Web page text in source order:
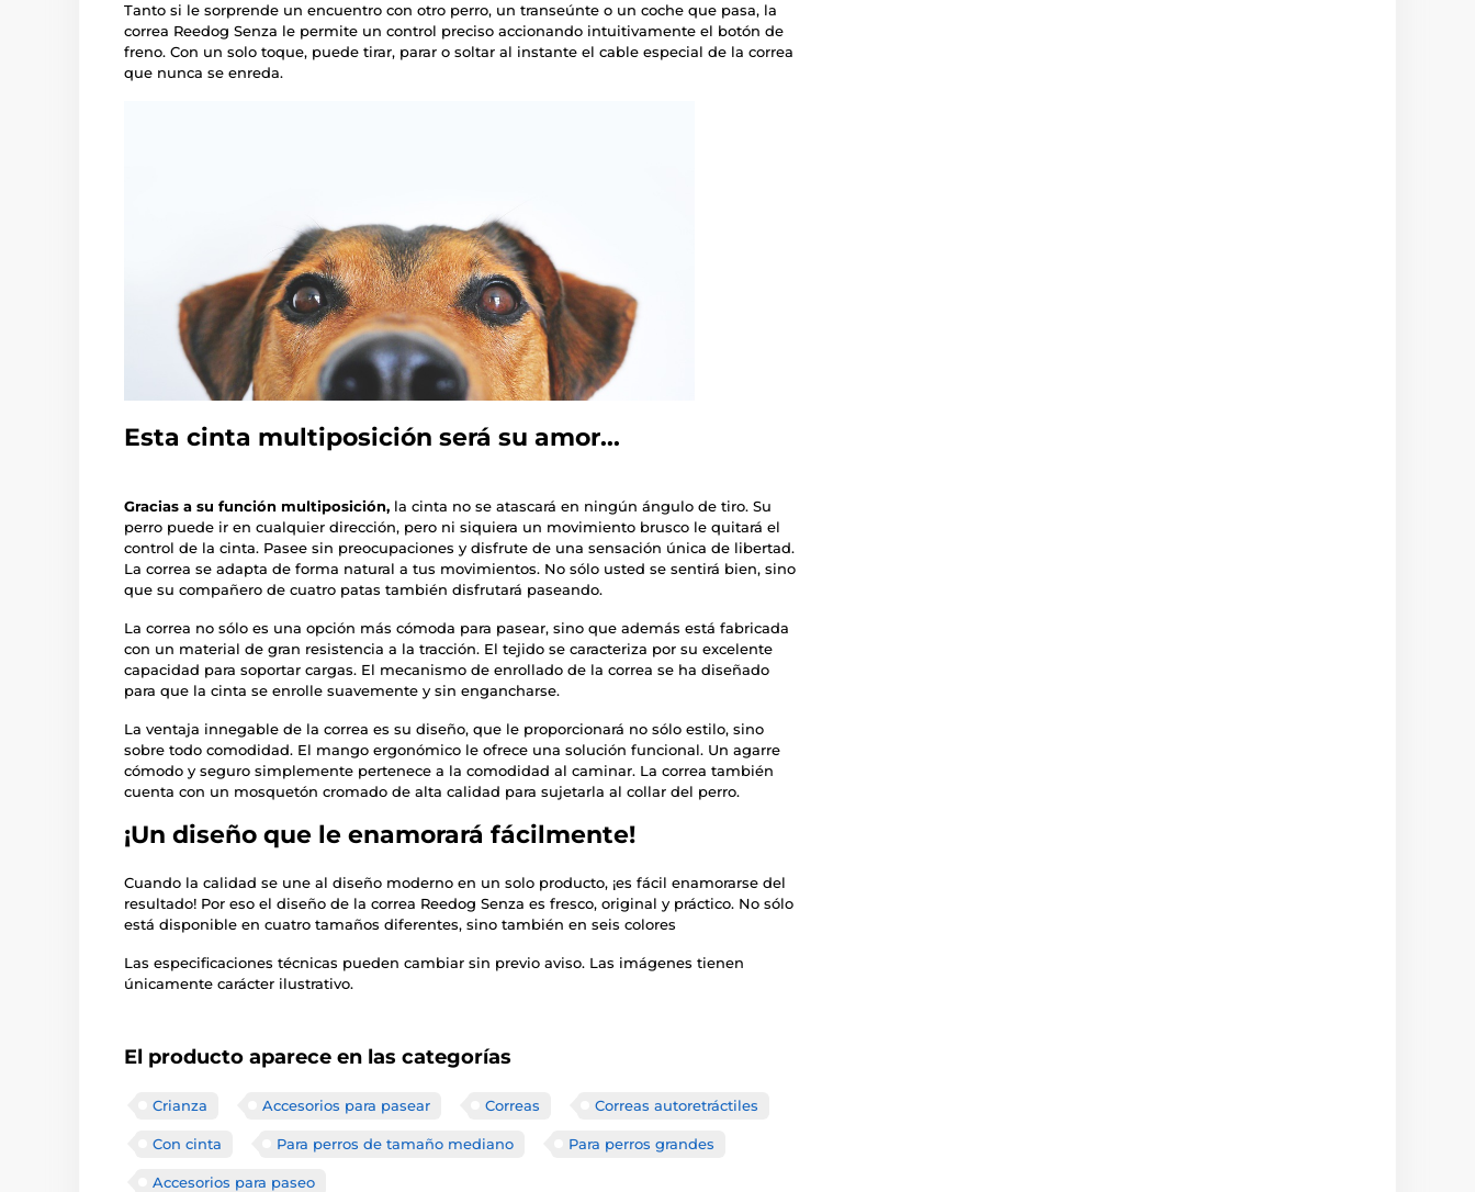
Tanto si le sorprende un encuentro con otro perro, un transeúnte o un coche que pasa, la
correa Reedog Senza le permite un control preciso accionando intuitivamente el botón de
freno. Con un solo toque, puede tirar, parar o soltar al instante el cable especial de la correa
que nunca se enreda.
Esta cinta multiposición será su amor...
Gracias a su función multiposición, la cinta no se atascará en ningún ángulo de tiro. Su
perro puede ir en cualquier dirección, pero ni siquiera un movimiento brusco le quitará el
control de la cinta. Pasee sin preocupaciones y disfrute de una sensación única de libertad.
La correa se adapta de forma natural a tus movimientos. No sólo usted se sentirá bien, sino
que su compañero de cuatro patas también disfrutará paseando.
La correa no sólo es una opción más cómoda para pasear, sino que además está fabricada
con un material de gran resistencia a la tracción. El tejido se caracteriza por su excelente
capacidad para soportar cargas. El mecanismo de enrollado de la correa se ha diseñado
para que la cinta se enrolle suavemente y sin engancharse.
La ventaja innegable de la correa es su diseño, que le proporcionará no sólo estilo, sino
sobre todo comodidad. El mango ergonómico le ofrece una solución funcional. Un agarre
cómodo y seguro simplemente pertenece a la comodidad al caminar. La correa también
cuenta con un mosquetón cromado de alta calidad para sujetarla al collar del perro.
¡Un diseño que le enamorará fácilmente!
Cuando la calidad se une al diseño moderno en un solo producto, ¡es fácil enamorarse del
resultado! Por eso el diseño de la correa Reedog Senza es fresco, original y práctico. No sólo
está disponible en cuatro tamaños diferentes, sino también en seis colores
Las especificaciones técnicas pueden cambiar sin previo aviso. Las imágenes tienen
únicamente carácter ilustrativo.
El producto aparece en las categorías
Crianza Accesorios para pasear Correas Correas autoretráctiles
Con cinta Para perros de tamaño mediano Para perros grandes
Accesorios para paseo